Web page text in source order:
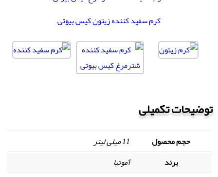
کرم سفید کننده زیتون کیس بیوتی
توضیحات تکمیلی
حجم محصول
11 میلی لیتر
برند
آموتیا